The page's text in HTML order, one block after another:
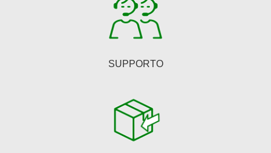
SUPPORTO